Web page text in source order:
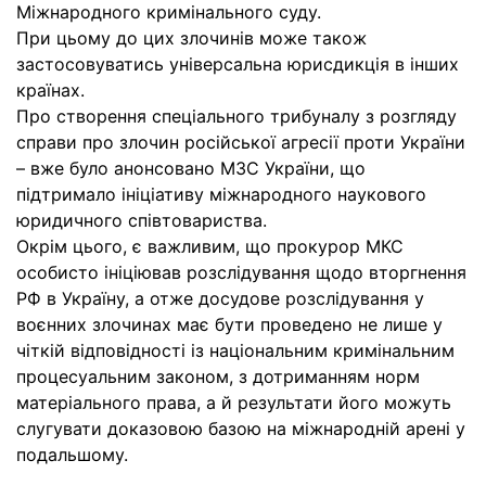
Міжнародного кримінального суду.
При цьому до цих злочинів може також
застосовуватись універсальна юрисдикція в інших
країнах.
Про створення спеціального трибуналу з розгляду
справи про злочин російської агресії проти України
– вже було анонсовано МЗС України, що
підтримало ініціативу міжнародного наукового
юридичного співтовариства.
Окрім цього, є важливим, що прокурор МКС
особисто ініціював розслідування щодо вторгнення
РФ в Україну, а отже досудове розслідування у
воєнних злочинах має бути проведено не лише у
чіткій відповідності із національним кримінальним
процесуальним законом, з дотриманням норм
матеріального права, а й результати його можуть
слугувати доказовою базою на міжнародній арені у
подальшому.